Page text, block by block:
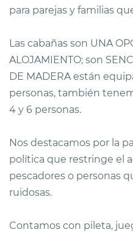
para parejas y familias
Las cabañas son UNA
ALOJAMIENTO; son
DE MADERA están
personas, también
4 y 6 personas.
Nos destacamos por la
política que restringe el
pescadores o personas
ruidosas.
Contamos con pileta,